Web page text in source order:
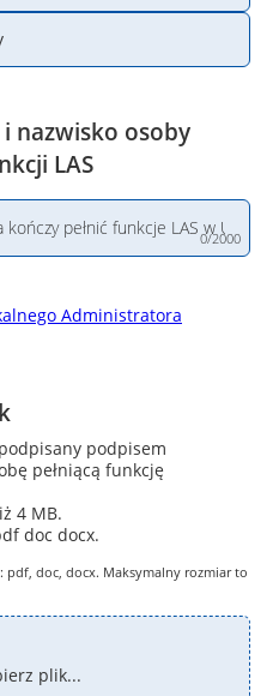
nazwisko osoby
LAS
0/2000
Administratora
podpisem
pełniącą funkcję
4 MB.
doc docx.
doc, docx. Maksymalny rozmiar to
plik...